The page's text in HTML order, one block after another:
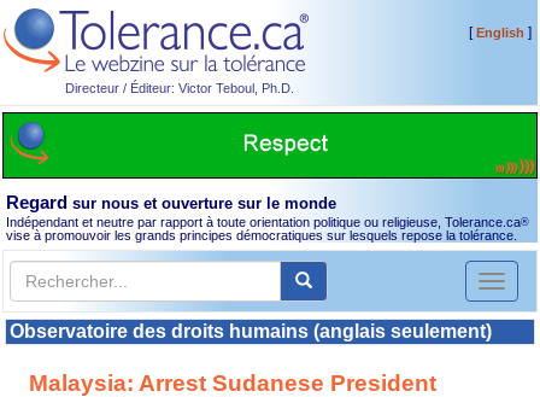
Directeur / Éditeur: Victor Teboul, Ph.D.
[English ]
Regard sur nous et ouverture sur le monde
Indépendant et neutre par rapport à toute orientation politique ou religieuse, Tolerance.ca®
vise à promouvoir les grands principes démocratiques sur lesquels repose la tolérance.
Toggle
Observatoire des droits humains (anglais seulement)
Malaysia: Arrest Sudanese President